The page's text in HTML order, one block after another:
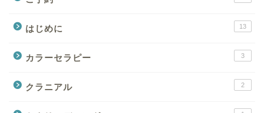
はじめに 13
カラーセラピー 3
クラニアル 2